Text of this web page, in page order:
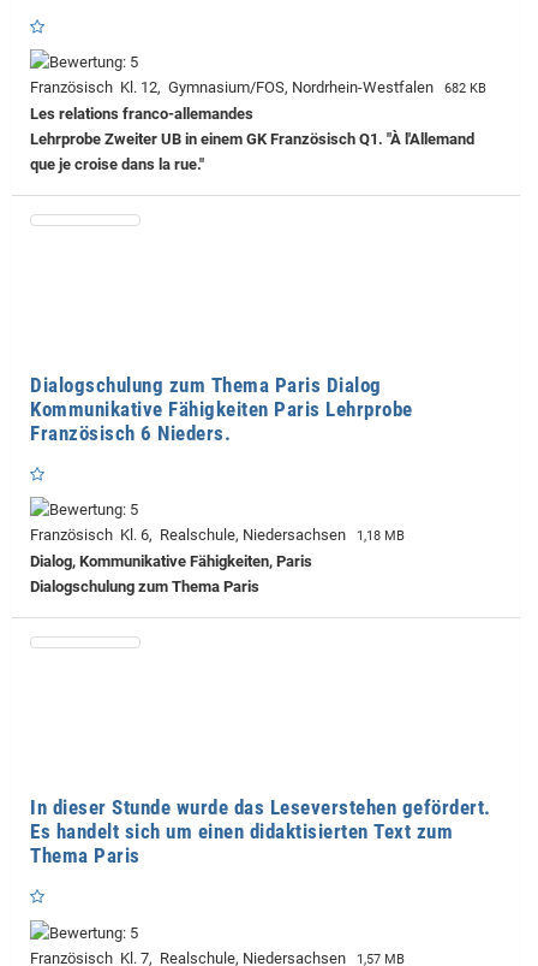
Französisch Kl. 12, Gymnasium/FOS, Nordrhein-Westfalen 682 KB
Les relations franco-allemandes
Lehrprobe Zweiter UB in einem GK Französisch Q1. "À l'Allemand
que je croise dans la rue."
Dialogschulung zum Thema Paris Dialog
Kommunikative Fähigkeiten Paris Lehrprobe
Französisch 6 Nieders.
Französisch Kl. 6, Realschule, Niedersachsen 1,18 MB
Dialog, Kommunikative Fähigkeiten, Paris
Dialogschulung zum Thema Paris
In dieser Stunde wurde das Leseverstehen gefördert.
Es handelt sich um einen didaktisierten Text zum
Thema Paris
Französisch Kl. 7, Realschule, Niedersachsen 1,57 MB